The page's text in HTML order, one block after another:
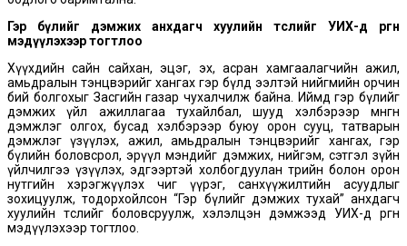
Гэр бүлийг дэмжих анхдагч хуулийн төслийг УИХ-д өргөн
мэдүүлэхээр тогтлоо
Хүүхдийн сайн сайхан, эцэг, эх, асран хамгаалагчийн ажил,
амьдралын тэнцвэрийг хангах гэр бүлд ээлтэй нийгмийн орчин
бий болгохыг Засгийн газар чухалчилж байна. Иймд гэр бүлийг
дэмжих үйл ажиллагаа тухайлбал, шууд хэлбэрээр мөнгөн
дэмжлэг олгох, бусад хэлбэрээр буюу орон сууц, татварын
дэмжлэг үзүүлэх, ажил, амьдралын тэнцвэрийг хангах, гэр
бүлийн боловсрол, эрүүл мэндийг дэмжих, нийгэм, сэтгэл зүйн
үйлчилгээ үзүүлэх, эдгээртэй холбогдуулан төрийн болон орон
нутгийн хэрэгжүүлэх чиг үүрэг, санхүүжилтийн асуудлыг
зохицуулж, тодорхойлсон “Гэр бүлийг дэмжих тухай” анхдагч
хуулийн төслийг боловсруулж, хэлэлцэн дэмжээд УИХ-д өргөн
мэдүүлэхээр тогтлоо.